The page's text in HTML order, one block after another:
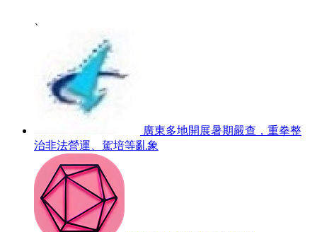
廣東多地開展暑期嚴查，重拳整
治非法營運、駕培等亂象